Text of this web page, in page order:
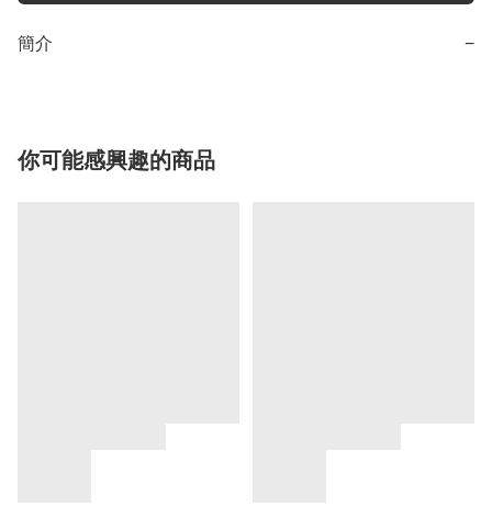
簡介 −
你可能感興趣的商品